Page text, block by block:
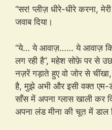
“सर! प्लीज़ धीरे-धीरे करना,
जवाब दिया।
“ये… ये आवाज़…… ये आवाज़
लग रही है”, महेश सोफ़े पर से
नज़रें गड़ाते हुए वो जोर से
है, मुझे अभी और इसी वक्त एम-
साँस में अपना ग्लास खाली कर
अपना लंड मीना की चूत में डाल